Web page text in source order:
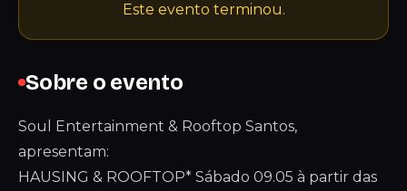
Sobre o evento
Soul Entertainment & Rooftop Santos,
apresentam:
HAUSING & ROOFTOP* Sábado 09.05 à partir das
Este evento terminou.